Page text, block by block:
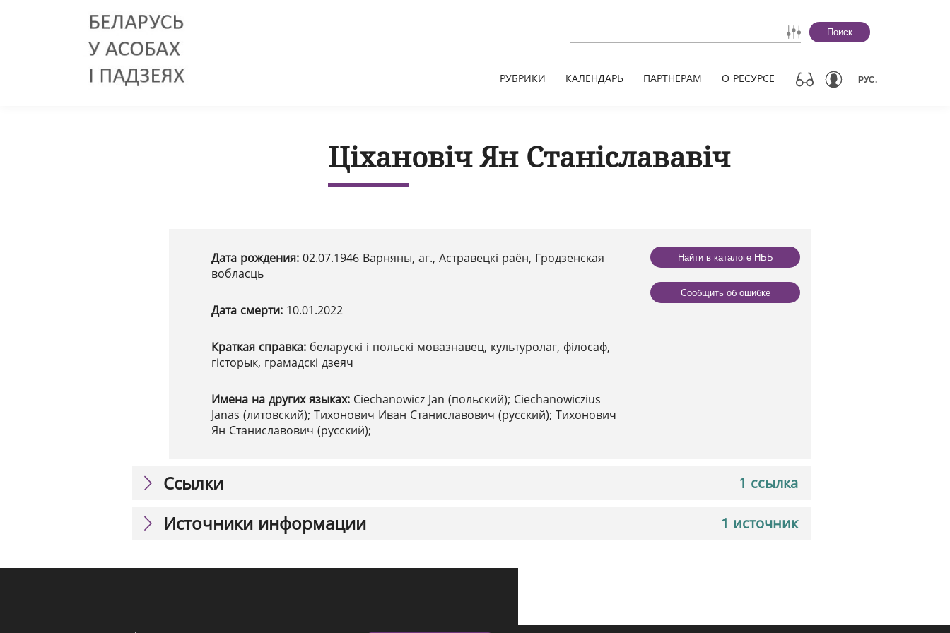
Поиск
РУБРИКИ КАЛЕНДАРЬ ПАРТНЕРАМ О РЕСУРСЕ РУС.
Ціхановіч Ян Станіслававіч
Дата рождения: 02.07.1946 Варняны, аг., Астравецкі раён, Гродзенская
вобласць
Дата смерти: 10.01.2022
Краткая справка: беларускі і польскі мовазнавец, культуролаг, філосаф,
гісторык, грамадскі дзеяч
Имена на других языках: Ciechanowicz Jan (польский); Ciechanowiczius
Janas (литовский); Тихонович Иван Станиславович (русский); Тихонович
Ян Станиславович (русский);
Найти в каталоге НББ
Сообщить об ошибке
1 ссылка
Ссылки
1 источник
Источники информации